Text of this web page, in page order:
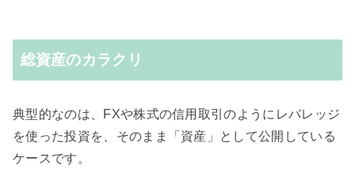
総資産のカラクリ
典型的なのは、FXや株式の信用取引のようにレバレッジ
を使った投資を、そのまま「資産」として公開している
ケースです。